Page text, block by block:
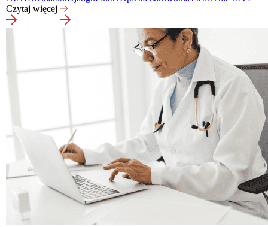
Czytaj więcej